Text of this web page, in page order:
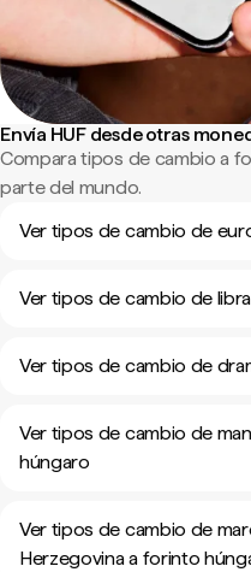
Envía HUF desde otras
Compara tipos de cambio a
parte del mundo.
Ver tipos de cambio de
Ver tipos de cambio de
Ver tipos de cambio de
Ver tipos de cambio de
húngaro
Ver tipos de cambio de
Herzegovina a forinto